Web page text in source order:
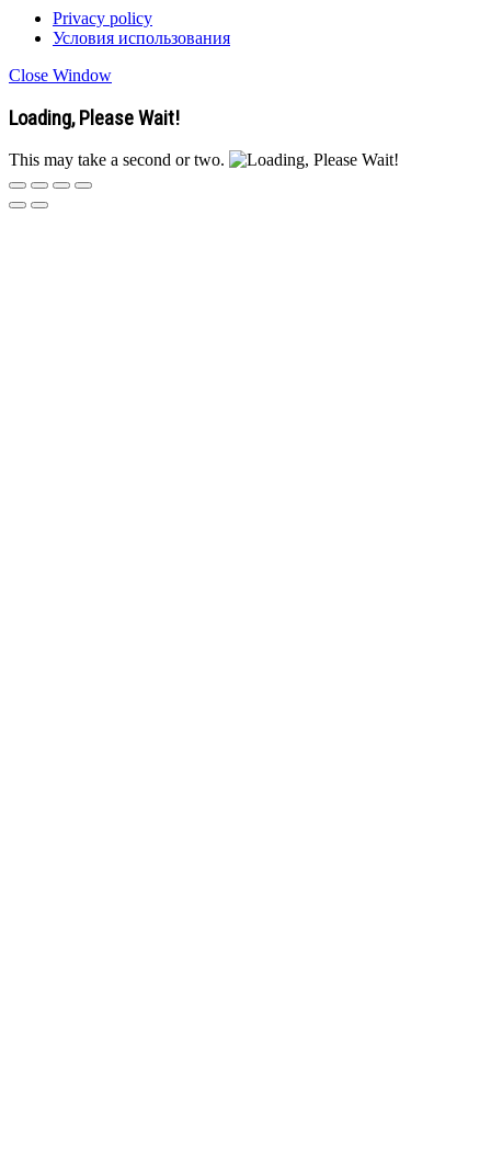
Privacy policy
Условия использования
Close Window
Loading, Please Wait!
This may take a second or two.